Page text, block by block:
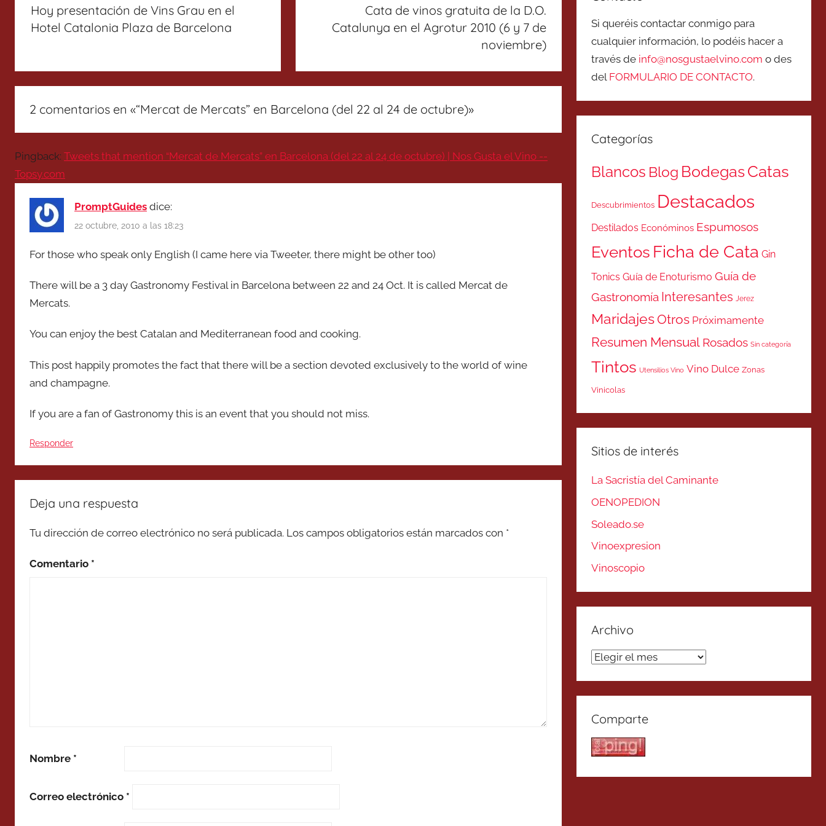
entradas
Hoy presentación de Vins Grau en el
Hotel Catalonia Plaza de Barcelona
Cata de vinos gratuita de la D.O.
Catalunya en el Agrotur 2010 (6 y 7 de
noviembre)
2 comentarios en «“Mercat de Mercats” en Barcelona (del 22 al 24 de octubre)»
Pingback: Tweets that mention “Mercat de Mercats” en Barcelona (del 22 al 24 de octubre) | Nos Gusta el Vino --
Topsy.com
PromptGuides dice:
22 octubre, 2010 a las 18:23
For those who speak only English (I came here via Tweeter, there might be other too)
There will be a 3 day Gastronomy Festival in Barcelona between 22 and 24 Oct. It is called Mercat de
Mercats.
You can enjoy the best Catalan and Mediterranean food and cooking.
This post happily promotes the fact that there will be a section devoted exclusively to the world of wine
and champagne.
If you are a fan of Gastronomy this is an event that you should not miss.
Responder
Deja una respuesta
Tu dirección de correo electrónico no será publicada. Los campos obligatorios están marcados con *
Comentario *
Nombre *
Correo electrónico *
Si queréis contactar conmigo para
cualquier información, lo podéis hacer a
través de info@nosgustaelvino.com o des
del FORMULARIO DE CONTACTO.
Categorías
Blancos Blog BodegasCatas
Descubrimientos Destacados
Destilados Económinos Espumosos
Eventos Ficha de Cata Gin
Tonics Guía de Enoturismo Guía de
Gastronomía Interesantes Jerez
MaridajesOtros Próximamente
Resumen Mensual Rosados Sin categoría
Tintos Utensilios Vino Vino Dulce Zonas
Vinicolas
Sitios de interés
La Sacristía del Caminante
OENOPEDION
Soleado.se
Vinoexpresion
Vinoscopio
Archivo
Archivo
Comparte